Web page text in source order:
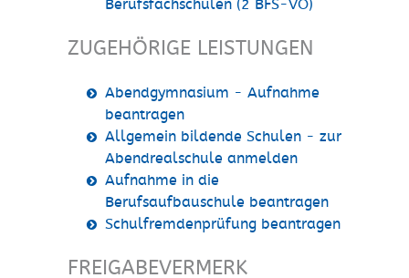
Berufsfachschulen (2 BFS-VO)
ZUGEHÖRIGE LEISTUNGEN
Abendgymnasium - Aufnahme
beantragen
Allgemein bildende Schulen - zur
Abendrealschule anmelden
Aufnahme in die
Berufsaufbauschule beantragen
Schulfremdenprüfung beantragen
FREIGABEVERMERK